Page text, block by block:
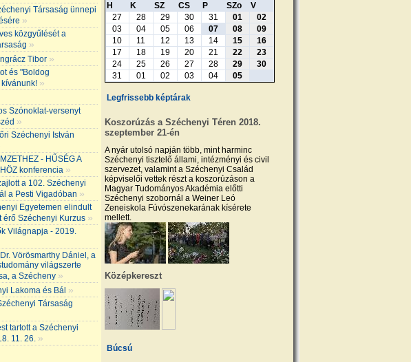
Társaság ünnepi
»
közgyűlését a
»
Tibor »
és "Boldog
kívánunk! »
Szónoklat-versenyt
»
Széchenyi István
- HŰSÉG A
konferencia »
a 102. Széchenyi
a Pesti Vigadóban »
Egyetemen elindult
érő Széchenyi Kurzus »
Világnapja - 2019.
Vörösmarthy Dániel, a
világszerte
a Szécheny »
Lakoma és Bál »
Társaság
tartott a Széchenyi
11. 26. »
H
K SZ CS P SZo
V
27
28 29 30 31 01
02
03
04 05 06 07 08
09
10
11 12 13 14 15
16
17
18 19 20 21 22
23
24
25 26 27 28 29
30
31
01 02 03 04 05
Legfrissebb képtárak
Koszorúzás a Széchenyi Téren 2018.
szeptember 21-én
A nyár utolsó napján több, mint harminc
Széchenyi tisztelő állami, intézményi és civil
szervezet, valamint a Széchenyi Család
képviselői vettek részt a koszorúzáson a
Magyar Tudományos Akadémia előtti
Széchenyi szobornál a Weiner Leó
Zeneiskola Fúvószenekarának kísérete
mellett.
Középkereszt
Búcsú